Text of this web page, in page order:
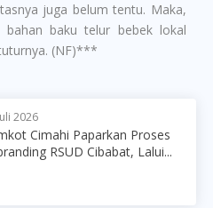
juga belum tentu. Maka,
baku telur bebek lokal
(NF)***
2026
Cimahi Paparkan Proses
RSUD Cibabat, Lalui...